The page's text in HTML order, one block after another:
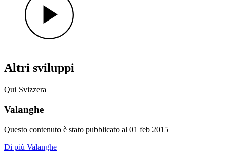
Altri sviluppi
Qui Svizzera
Valanghe
Questo contenuto è stato pubblicato al 01 feb 2015
Di più Valanghe